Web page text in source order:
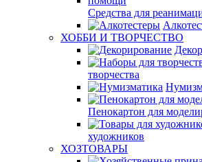
Средства для
ХОББИ И ТВОРЧЕСТВО
творчества
Пенокартон для
художников
ХОЗТОВАРЫ